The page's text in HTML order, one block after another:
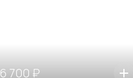
6 700 ₽